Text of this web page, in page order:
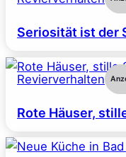
Seriosität ist der
Revierverhalten
Rote Häuser,